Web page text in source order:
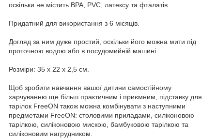
оскільки не містить BPA, PVC, латексу та фталатів.
Придатний для використання з 6 місяців.
Догляд за ним дуже простий, оскільки його можна мити під
проточною водою або в посудомийній машині.
Розміри: 35 x 22 x 2,5 см.
Щоб зробити навчання вашої дитини самостійному
харчуванню ще більш практичним і приємним, підставку для
тарілок FreeON також можна комбінувати з наступними
предметами FreeON: столовими приладами, силіконовою
тарілкою, силіконовою мискою, бамбуковою тарілкою та
силіконовим нагрудником.